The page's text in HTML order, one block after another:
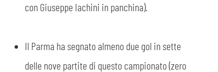
con Giuseppe Iachini in panchina).
Il Parma ha segnato almeno due gol in sette
delle nove partite di questo campionato (zero